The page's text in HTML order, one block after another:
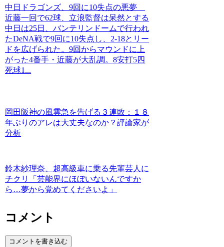
中日ドラゴンズ、9回に10失点の悪夢
近藤一回で62球、立浪監督は呆然とする
中日は25日、バンテリンドームで行われ
たDeNA戦で9回に10失点し、2-18とリー
ドを広げられた。9回からマウンドに上
がった4番手・近藤が大乱調。8安打5四
死球1...
岡田阪神の風雲急を告げる３連敗：１８
年ぶりのアレは大丈夫なのか？評論家が
分析
鈴木紗理奈、超高級車に乗る先輩芸人に
チクリ「芸能界にほぼいないんですか
ら…夢から覚めてくださいよ」
コメント
コメントを書き込む